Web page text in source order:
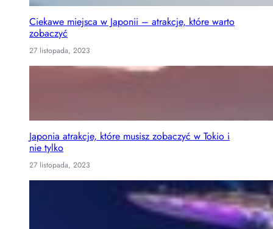
Ciekawe miejsca w Japonii – atrakcje, które warto
zobaczyć
27 listopada, 2023
Japonia atrakcje, które musisz zobaczyć w Tokio i
nie tylko
27 listopada, 2023